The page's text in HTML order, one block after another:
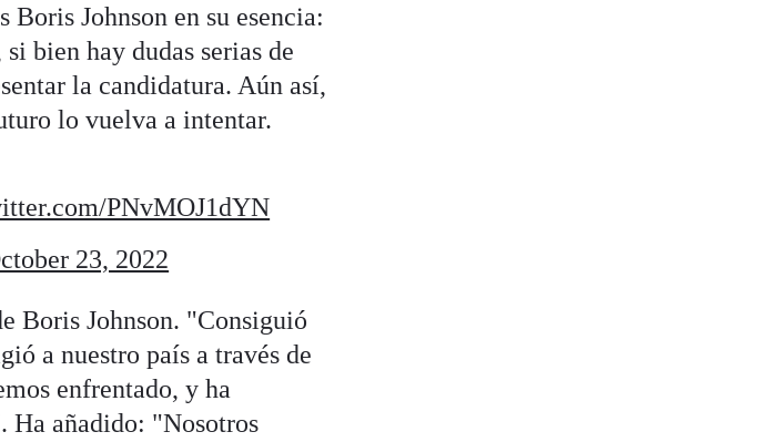
Johnson en su esencia:
bien hay dudas serias de
la candidatura. Aún así,
lo vuelva a intentar.
PNvMOJ1dYN
23, 2022
Boris Johnson. "Consiguió
a nuestro país a través de
enfrentado, y ha
Ha añadido: "Nosotros